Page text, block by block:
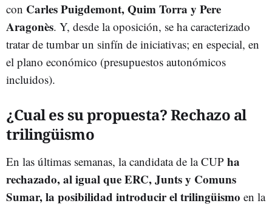
con Carles Puigdemont, Quim Torra y Pere
Aragonès. Y, desde la oposición, se ha caracterizado
tratar de tumbar un sinfín de iniciativas; en especial, en
el plano económico (presupuestos autonómicos
incluidos).
¿Cual es su propuesta? Rechazo al
trilingüismo
En las últimas semanas, la candidata de la CUP ha
rechazado, al igual que ERC, Junts y Comuns
Sumar, la posibilidad introducir el trilingüismo en la